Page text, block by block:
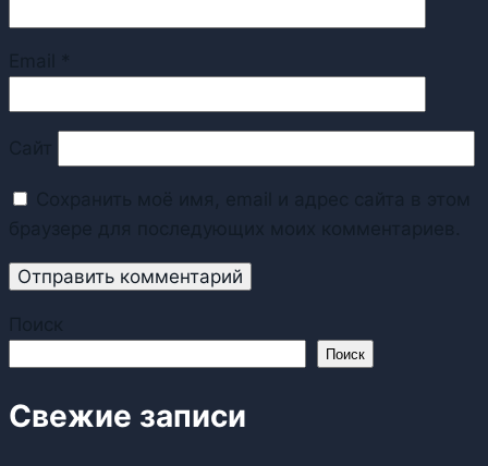
Поиск
Свежие записи